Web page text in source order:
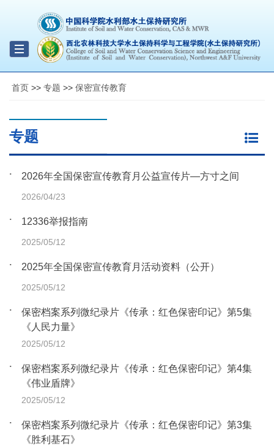
Toggle
navigation
首页 >> 专题 >> 保密宣传教育
专题
2026年全国保密宣传教育月公益宣传片—方寸之间
2026/04/23
12336举报指南
2025/05/12
2025年全国保密宣传教育月活动资料（公开）
2025/05/12
保密档案系列微纪录片《传承：红色保密印记》第5集
《人民力量》
2025/05/12
保密档案系列微纪录片《传承：红色保密印记》第4集
《伟业盾牌》
2025/05/12
保密档案系列微纪录片《传承：红色保密印记》第3集
《胜利基石》